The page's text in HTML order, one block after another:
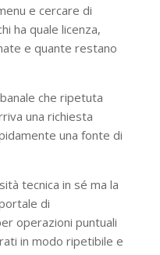
e cercare di
ha quale licenza,
e quante restano
che ripetuta
una richiesta
una fonte di
tecnica in sé ma la
di
operazioni puntuali
in modo ripetibile e